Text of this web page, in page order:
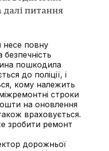
далі питання
несе повну
безпечність
пошкодила
до поліції, і
кому належить
строки
на оновлення
враховується.
зробити ремонт
дорожньої